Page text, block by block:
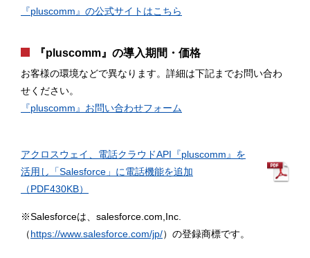
『pluscomm』の公式サイトはこちら
『pluscomm』の導入期間・価格
お客様の環境などで異なります。詳細は下記までお問い合わ
せください。
『pluscomm』お問い合わせフォーム
アクロスウェイ、電話クラウドAPI『pluscomm』を
活用し「Salesforce」に電話機能を追加
（PDF430KB）
※Salesforceは、salesforce.com,Inc.
（https://www.salesforce.com/jp/）の登録商標です。